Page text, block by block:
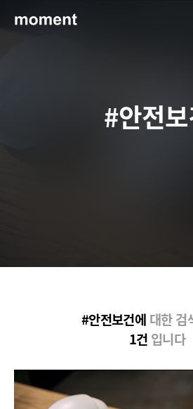
#안전
#안전보건에 대한 검
1건 입니다